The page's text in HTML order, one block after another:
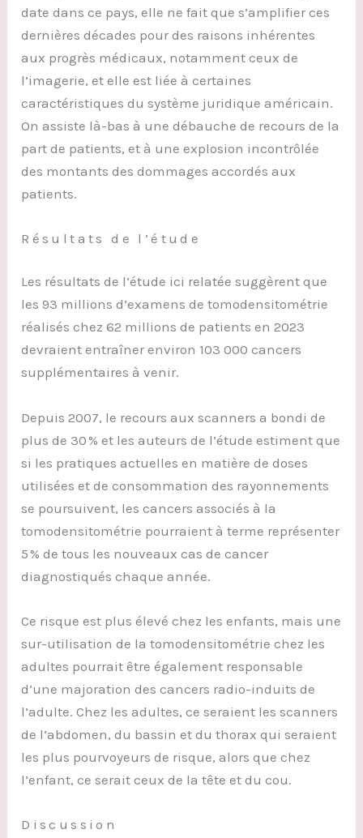
date dans ce pays, elle ne fait que s’amplifier ces
dernières décades pour des raisons inhérentes
aux progrès médicaux, notamment ceux de
l’imagerie, et elle est liée à certaines
caractéristiques du système juridique américain.
On assiste là-bas à une débauche de recours de la
part de patients, et à une explosion incontrôlée
des montants des dommages accordés aux
patients.
Résultats de l’étude
Les résultats de l’étude ici relatée suggèrent que
les 93 millions d’examens de tomodensitométrie
réalisés chez 62 millions de patients en 2023
devraient entraîner environ 103 000 cancers
supplémentaires à venir.
Depuis 2007, le recours aux scanners a bondi de
plus de 30 % et les auteurs de l’étude estiment que
si les pratiques actuelles en matière de doses
utilisées et de consommation des rayonnements
se poursuivent, les cancers associés à la
tomodensitométrie pourraient à terme représenter
5 % de tous les nouveaux cas de cancer
diagnostiqués chaque année.
Ce risque est plus élevé chez les enfants, mais une
sur-utilisation de la tomodensitométrie chez les
adultes pourrait être également responsable
d’une majoration des cancers radio-induits de
l’adulte. Chez les adultes, ce seraient les scanners
de l’abdomen, du bassin et du thorax qui seraient
les plus pourvoyeurs de risque, alors que chez
l’enfant, ce serait ceux de la tête et du cou.
Discussion